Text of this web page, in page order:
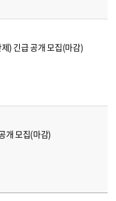
) 긴급 공개 모집(마감)
개 모집(마감)